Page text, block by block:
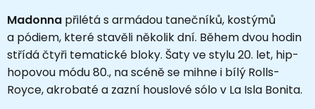
Madonna přilétá s armádou tanečníků, kostýmů
a pódiem, které stavěli několik dní. Během dvou hodin
střídá čtyři tematické bloky. Šaty ve stylu 20. let, hip-
hopovou módu 80., na scéně se mihne i bílý Rolls-
Royce, akrobaté a zazní houslové sólo v La Isla Bonita.